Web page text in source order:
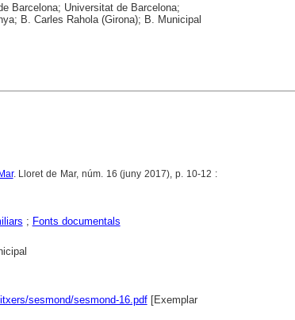
Barcelona; Universitat de Barcelona;
B. Carles Rahola (Girona); B. Municipal
. Lloret de Mar, núm. 16 (juny 2017), p. 10-12 :
; Fonts documentals
sesmond/sesmond-16.pdf[Exemplar